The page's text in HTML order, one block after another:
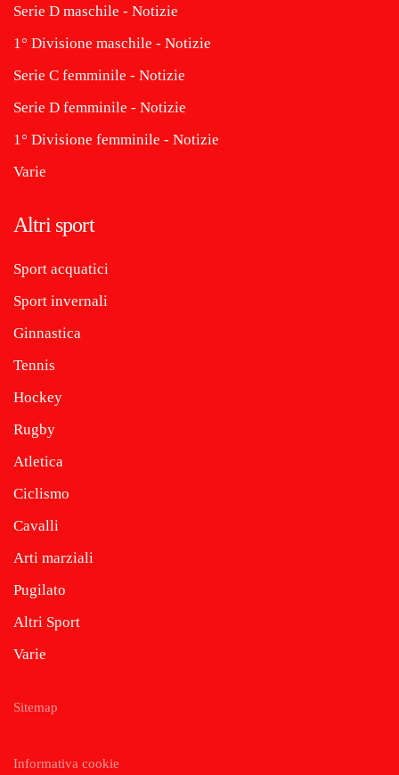
Serie D maschile - Notizie
1° Divisione maschile - Notizie
Serie C femminile - Notizie
Serie D femminile - Notizie
1° Divisione femminile - Notizie
Varie
Altri sport
Sport acquatici
Sport invernali
Ginnastica
Tennis
Hockey
Rugby
Atletica
Ciclismo
Cavalli
Arti marziali
Pugilato
Altri Sport
Varie
Sitemap
Informativa cookie